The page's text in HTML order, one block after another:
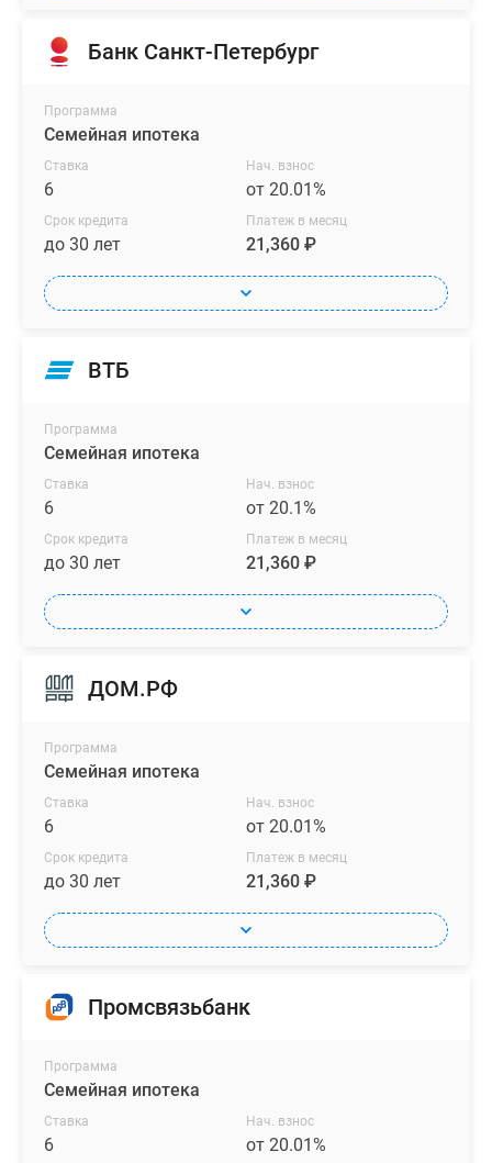
Банк Санкт-Петербург
Программа
Семейная ипотека
Ставка
6
Нач. взнос
от 20.01%
Срок кредита
до 30 лет
Платеж в месяц
21,360 ₽
ВТБ
Программа
Семейная ипотека
Ставка
6
Нач. взнос
от 20.1%
Срок кредита
до 30 лет
Платеж в месяц
21,360 ₽
ДОМ.РФ
Программа
Семейная ипотека
Ставка
6
Нач. взнос
от 20.01%
Срок кредита
до 30 лет
Платеж в месяц
21,360 ₽
Промсвязьбанк
Программа
Семейная ипотека
Ставка
6
Нач. взнос
от 20.01%